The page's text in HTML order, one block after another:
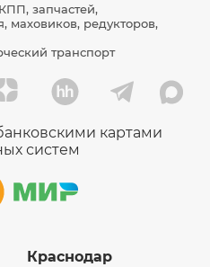
запчастей,
маховиков, редукторов,
транспорт
картами
систем
Краснодар